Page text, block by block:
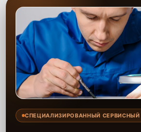
СПЕЦИАЛИЗИРОВАННЫЙ СЕРВИСНЫЙ